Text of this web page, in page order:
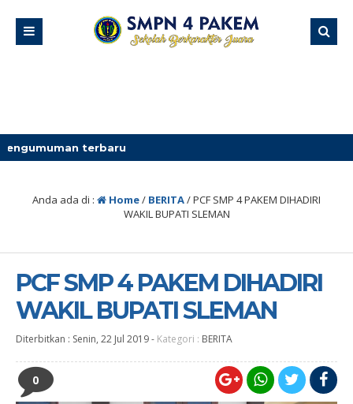
Anda ada di : Home/ BERITA/PCF SMP 4 PAKEM DIHADIRI
WAKIL BUPATI SLEMAN
PCF SMP 4 PAKEM DIHADIRI
WAKIL BUPATI SLEMAN
Diterbitkan : Senin, 22 Jul 2019- Kategori : BERITA
0